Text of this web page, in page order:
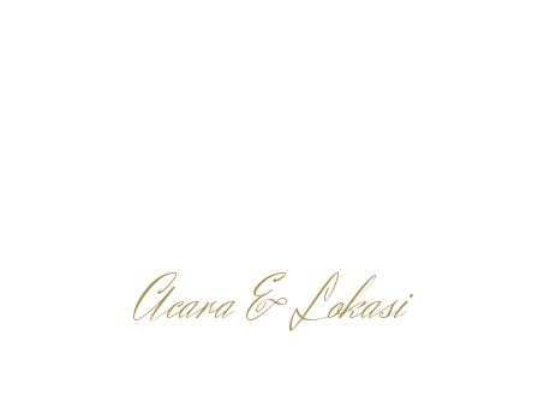
Acara & Lokasi